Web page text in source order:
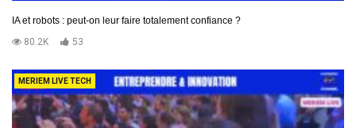
IA et robots : peut-on leur faire totalement confiance ?
80.2K
53
MERIEM LIVE TECH